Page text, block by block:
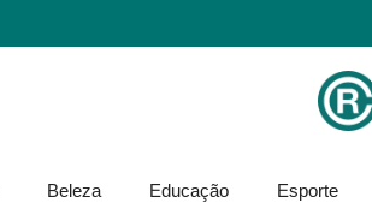
Beleza Educação Esporte